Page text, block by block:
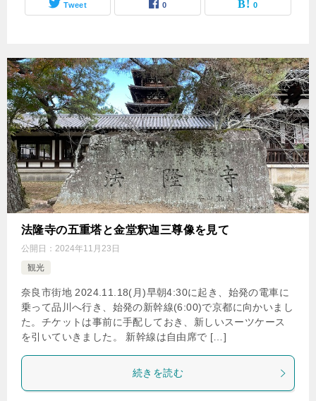
Tweet 0 0
法隆寺の五重塔と金堂釈迦三尊像を見て
公開日： 2024年11月23日
観光
奈良市街地 2024.11.18(月)早朝4:30に起き、始発の電車に
乗って品川へ行き、始発の新幹線(6:00)で京都に向かいまし
た。チケットは事前に手配しておき、新しいスーツケース
を引いていきました。 新幹線は自由席で […]
続きを読む